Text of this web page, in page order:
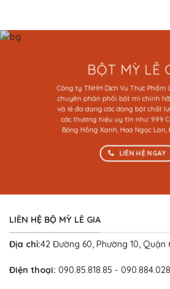
Uy
Tín,
Hàng
Nhanh
BỘT MỲ LÊ
Công ty TNHH Dịch Vụ Thực Phẩm
chuyên phân phối bột mì chính
và lẻ đa dạng các dòng bột chất
các thương hiệu uy tín như: 999
Bông Hồng Xanh, Hoa Ngọc Lan,
LIÊN HỆ NGAY
LIÊN HỆ BỘ MỲ LÊ GIA
Địa chỉ:42 Đường 60, Phường 10, Quận
Điện thoại: 090.85.818.85 -